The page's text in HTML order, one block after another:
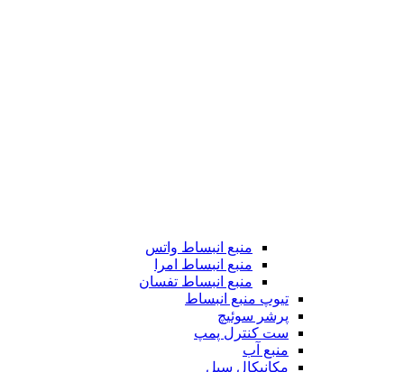
منبع انبساط واتس
منبع انبساط امرا
منبع انبساط تفسان
تیوپ منبع انبساط
پرشر سوئیچ
ست کنترل پمپ
منبع آب
مکانیکال سیل